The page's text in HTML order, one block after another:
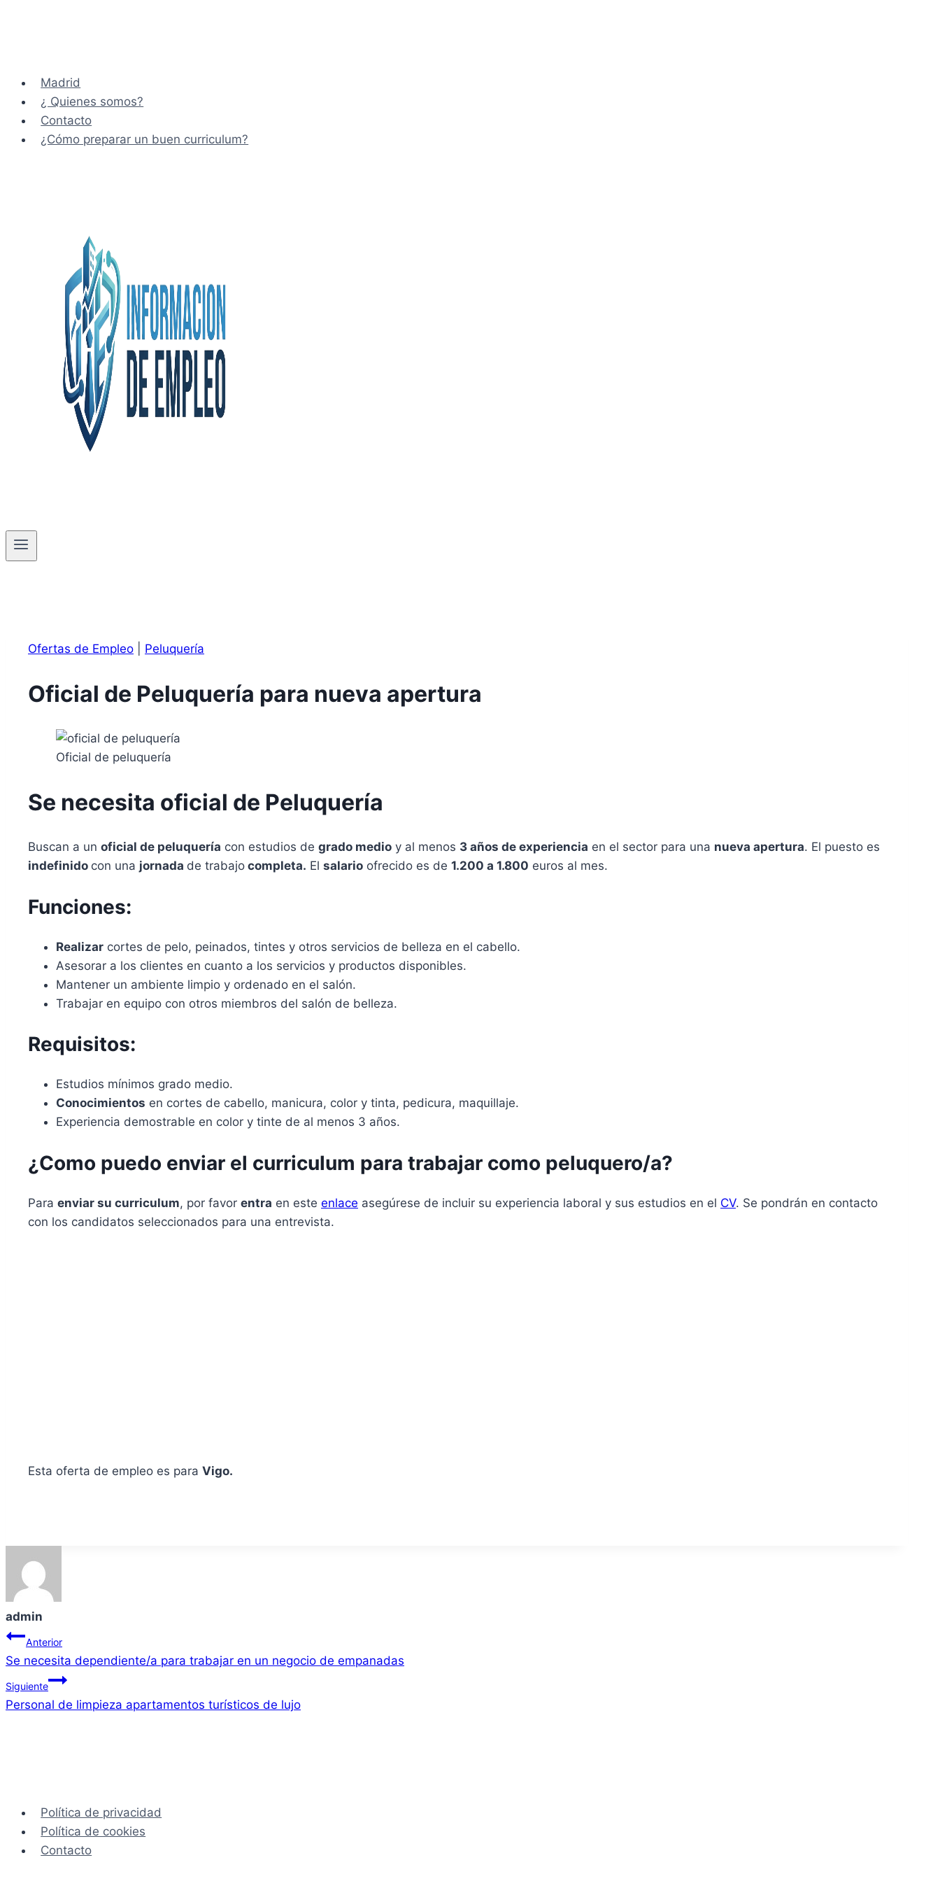
Madrid
¿ Quienes somos?
Contacto
¿Cómo preparar un buen curriculum?
Ofertas de Empleo Peluquería
Oficial de Peluquería para nueva apertura
Oficial de peluquería
Se necesita oficial de Peluquería
Buscan a un oficial de peluquería con estudios de grado medio y al menos 3 años de experiencia en el sector para una nueva apertura. El puesto es
indefinido con una jornada de trabajo completa. El salario ofrecido es de 1.200 a 1.800 euros al mes.
Funciones:
Realizar cortes de pelo, peinados, tintes y otros servicios de belleza en el cabello.
Asesorar a los clientes en cuanto a los servicios y productos disponibles.
Mantener un ambiente limpio y ordenado en el salón.
Trabajar en equipo con otros miembros del salón de belleza.
Requisitos:
Estudios mínimos grado medio.
Conocimientos en cortes de cabello, manicura, color y tinta, pedicura, maquillaje.
Experiencia demostrable en color y tinte de al menos 3 años.
¿Como puedo enviar el curriculum para trabajar como peluquero/a?
Para enviar su curriculum, por favor entra en este enlace asegúrese de incluir su experiencia laboral y sus estudios en el CV. Se pondrán en contacto
con los candidatos seleccionados para una entrevista.
Esta oferta de empleo es para Vigo.
admin
Navegación
de
entradas
Anterior
Se necesita dependiente/a para trabajar en un negocio de empanadas
Siguiente
Personal de limpieza apartamentos turísticos de lujo
Política de privacidad
Política de cookies
Contacto